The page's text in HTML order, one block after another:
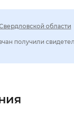
области
получили